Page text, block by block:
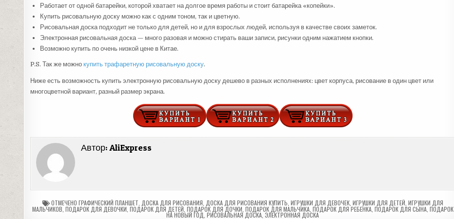
Работает от одной батарейки, которой хватает на долгое время работы и стоит батарейка «копейки».
Купить рисовальную доску можно как с одним тоном, так и цветную.
Рисовальная доска подходит не только для детей, но и для взрослых людей, используя в качестве своих заметок.
Электронная рисовальная доска — много разовая и можно стирать ваши записи, рисунки одним нажатием кнопки.
Возможно купить по очень низкой цене в Китае.
P.S. Так же можно купить трафаретную рисовальную доску.
Ниже есть возможность купить электронную рисовальную доску дешево в разных исполнениях: цвет корпуса, рисование в один цвет или
многоцветной вариант, разный размер экрана.
Автор:AliExpress
ОТМЕЧЕНО ГРАФИЧЕСКИЙ ПЛАНШЕТ ДОСКА ДЛЯ РИСОВАНИЯ ДОСКА ДЛЯ РИСОВАНИЯ КУПИТЬ ИГРУШКИ ДЛЯ ДЕВОЧЕК, ИГРУШКИ ДЛЯ ДЕТЕЙ ИГРУШКИ ДЛЯ
МАЛЬЧИКОВ ПОДАРОК ДЛЯ ДЕВОЧКИ ПОДАРОК ДЛЯ ДЕТЕЙ ПОДАРОК ДЛЯ ДОЧКИ ПОДАРОК ДЛЯ МАЛЬЧИКА, ПОДАРОК ДЛЯ РЕБЕНКА, ПОДАРОК ДЛЯ СЫНА, ПОДАРОК
НА НОВЫЙ ГОД ,РИСОВАЛЬНАЯ ДОСКА ,ЭЛЕКТРОННАЯ ДОСКА